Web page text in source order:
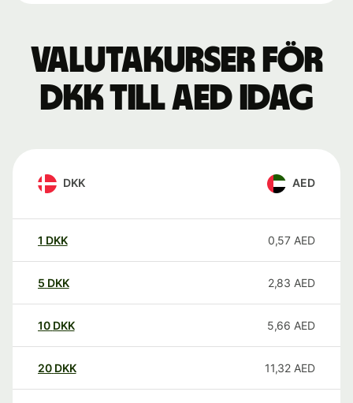
Valutakurser för
DKK till AED idag
DKK AED
1 DKK 0,57 AED
5 DKK 2,83 AED
10 DKK 5,66 AED
20 DKK 11,32 AED